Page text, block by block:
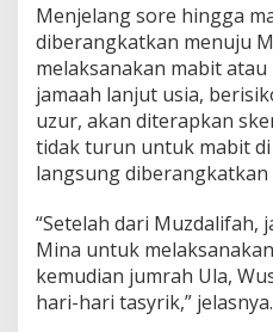
Menjelang sore hingga
diberangkatkan menuju
melaksanakan mabit
jamaah lanjut usia,
uzur, akan diterapkan
tidak turun untuk mabit
langsung diberangkatkan
“Setelah dari Muzdalifah,
Mina untuk
kemudian jumrah Ula,
hari-hari tasyrik,” jelasnya.